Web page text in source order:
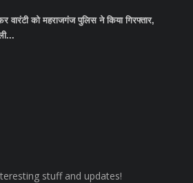
वारंटी को महराजगंज पुलिस ने किया गिरफ्तार,
stuff and updates!